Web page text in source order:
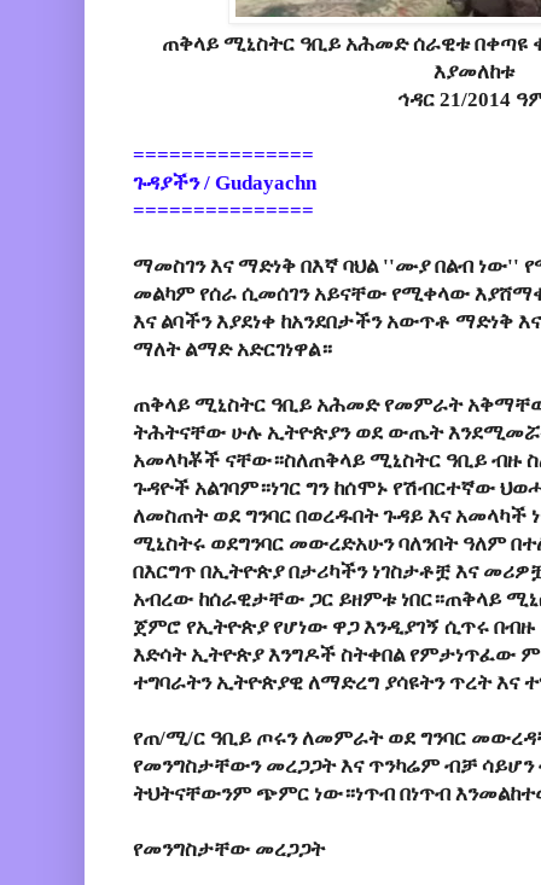
ጠቅላይ ሚኒስትር ዓቢይ አሕመድ ሰራዊቱ በቀጣዩ
እያመለከቱ
ኅዳር 21/2014
===============
ጉዳያችን / Gudayachn
===============
ማመስገን እና ማድነቅ በእኛ ባህል ''ሙያ በልብ ነው''
መልካም የሰራ ሲመሰገን አይናቸው የሚቀላው
እና ልባችን እያደነቀ ከአንደበታችን አውጥቶ ማድነቅ
ማለት ልማድ አድርገነዋል።
ጠቅላይ ሚኒስትር ዓቢይ አሕመድ የመምራት
ትሕትናቸው ሁሉ ኢትዮጵያን ወደ ውጤት
አመላካቾች ናቸው።ስለጠቅላይ ሚኒስትር ዓቢይ ብዙ
ጉዳዮች አልገባም።ነገር ግን ከሰሞኑ የሽብርተኛው
ለመስጠት ወደ ግንባር በወረዱበት ጉዳይ እና አመላካች
ሚኒስትሩ ወደግንባር መውረድአሁን ባለንበት ዓለም
በእርግጥ በኢትዮጵያ በታሪካችን ነገስታቶቿ እና
አብረው ከሰራዊታቸው ጋር ይዘምቱ ነበር።ጠቅላይ
ጀምሮ የኢትዮጵያ የሆነው ዋጋ እንዲያገኝ ሲጥሩ
እድሳት ኢትዮጵያ እንግዶች ስትቀበል የምታነጥፈው
ተግባራትን ኢትዮጵያዊ ለማድረግ ያሳዩትን ጥረት እና
የጠ/ሚ/ር ዓቢይ ጦሩን ለመምራት ወደ ግንባር
የመንግስታቸውን መረጋጋት እና ጥንካሬም ብቻ
ትህትናቸውንም ጭምር ነው።ነጥብ በነጥብ
የመንግስታቸው መረጋጋት